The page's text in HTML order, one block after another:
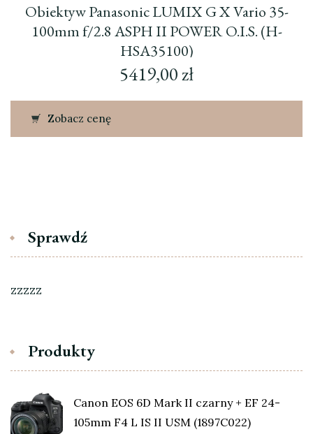
Obiektyw Panasonic LUMIX G X Vario 35-
100mm f/2.8 ASPH II POWER O.I.S. (H-
HSA35100)
5419,00zł
Zobacz cenę
Sprawdź
zzzzz
Produkty
Canon EOS 6D Mark II czarny + EF 24-
105mm F4 L IS II USM (1897C022)